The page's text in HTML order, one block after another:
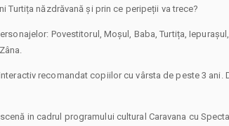
Turtița năzdrăvană și prin ce peripeții va trece?
Povestitorul, Moșul, Baba, Turtița, Iepurașul,
recomandat copiilor cu vârsta de peste 3 ani.
in cadrul programului cultural Caravana cu